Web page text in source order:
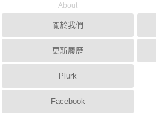
About
關於我們
更新履歷
Plurk
Facebook